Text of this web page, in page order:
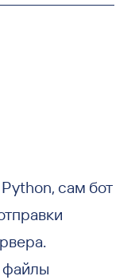
сам бот
файлы